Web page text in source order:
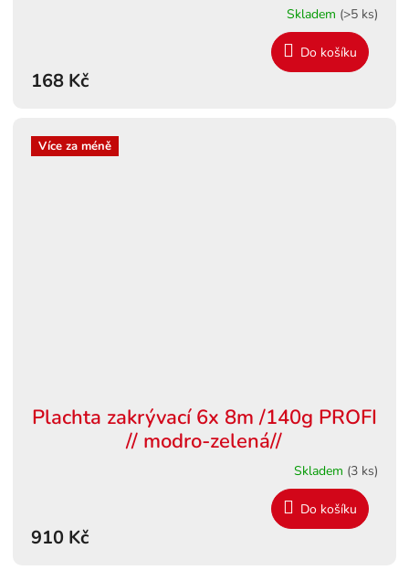
Skladem (>5 ks)
168 Kč
Do košíku
Více za méně
Plachta zakrývací 6x 8m /140g PROFI
// modro-zelená//
Skladem (3 ks)
910 Kč
Do košíku